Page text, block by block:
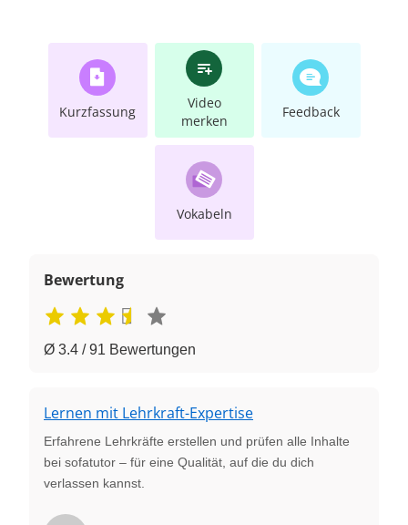
Kurzfassung
Video
merken
Feedback
Vokabeln
Bewertung
Ø 3.4 / 91 Bewertungen
Lernen mit Lehrkraft-Expertise
Erfahrene Lehrkräfte erstellen und prüfen alle Inhalte
bei sofatutor – für eine Qualität, auf die du dich
verlassen kannst.